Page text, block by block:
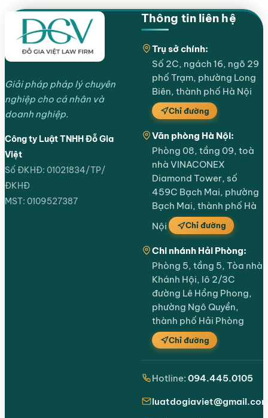
Giải pháp pháp lý chuyên
nghiệp cho cá nhân và
doanh nghiệp.
Công ty Luật TNHH Đỗ Gia
Việt
Số ĐKHĐ: 01021834/TP/
ĐKHĐ
MST: 0109527387
Thông tin liên hệ
Trụ sở chính:
Số 2C, ngách 16, ngõ 29
phố Trạm, phường Long
Biên, thành phố Hà Nội
Chỉ đường
Văn phòng Hà Nội:
Phòng 08, tầng 09, toà
nhà VINACONEX
Diamond Tower, số
459C Bạch Mai, phường
Bạch Mai, thành phố Hà
Nội
Chỉ đường
Chi nhánh Hải Phòng:
Phòng 5, tầng 5, Tòa nhà
Khánh Hội, lô 2/3C
đường Lê Hồng Phong,
phường Ngô Quyền,
thành phố Hải Phòng
Chỉ đường
Hotline: 094.445.0105